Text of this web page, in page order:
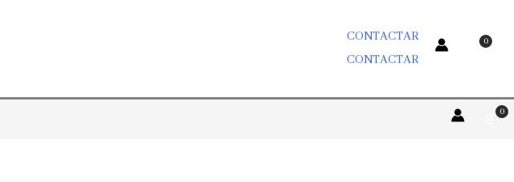
CONTACTAR
CONTACTAR